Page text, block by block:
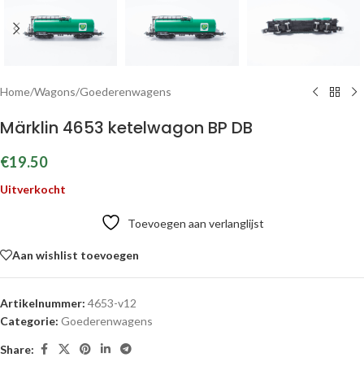
Home/Wagons/Goederenwagens
Märklin 4653 ketelwagon BP DB
€19.50
Uitverkocht
Toevoegen aan verlanglijst
Aan wishlist toevoegen
Artikelnummer: 4653-v12
Categorie: Goederenwagens
Share: